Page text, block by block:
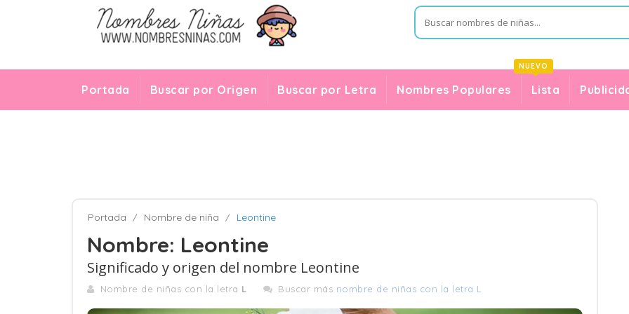
Portada Buscar por Origen Buscar por Letra Nombres Populares Lista
NUEVO
Portada Nombre de niña Leontine
Nombre: Leontine
Significado y origen del nombre Leontine
Nombre de niñas con la letra L Buscar más nombre de niñas con la letra L